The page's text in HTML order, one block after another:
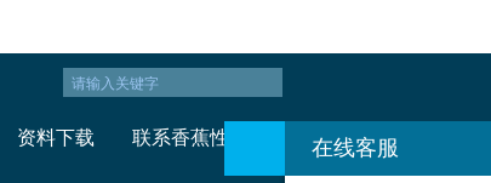
资料下载 联系香蕉性视频 在线客服